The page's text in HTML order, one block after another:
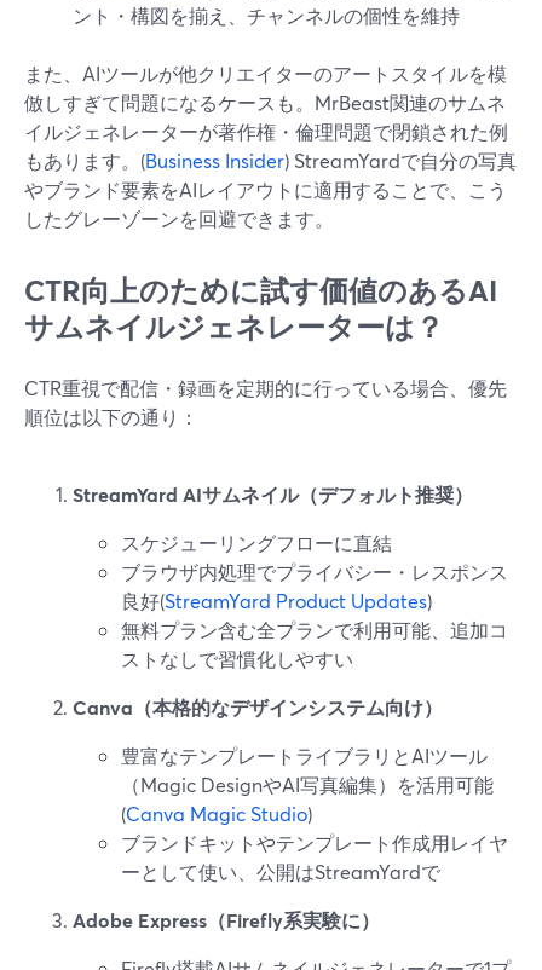
ント・構図を揃え、チャンネルの個性を維持
また、AIツールが他クリエイターのアートスタイルを模
倣しすぎて問題になるケースも。MrBeast関連のサムネ
イルジェネレーターが著作権・倫理問題で閉鎖された例
もあります。(Business Insider) StreamYardで自分の写真
やブランド要素をAIレイアウトに適用することで、こう
したグレーゾーンを回避できます。
CTR向上のために試す価値のあるAI
サムネイルジェネレーターは？
CTR重視で配信・録画を定期的に行っている場合、優先
順位は以下の通り：
StreamYard AIサムネイル（デフォルト推奨）
スケジューリングフローに直結
ブラウザ内処理でプライバシー・レスポンス
良好(StreamYard Product Updates)
無料プラン含む全プランで利用可能、追加コ
ストなしで習慣化しやすい
Canva（本格的なデザインシステム向け）
豊富なテンプレートライブラリとAIツール
（Magic DesignやAI写真編集）を活用可能
(Canva Magic Studio)
ブランドキットやテンプレート作成用レイヤ
ーとして使い、公開はStreamYardで
Adobe Express（Firefly系実験に）